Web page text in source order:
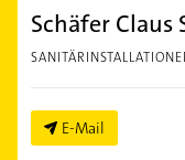
Schäfer
E-Mail